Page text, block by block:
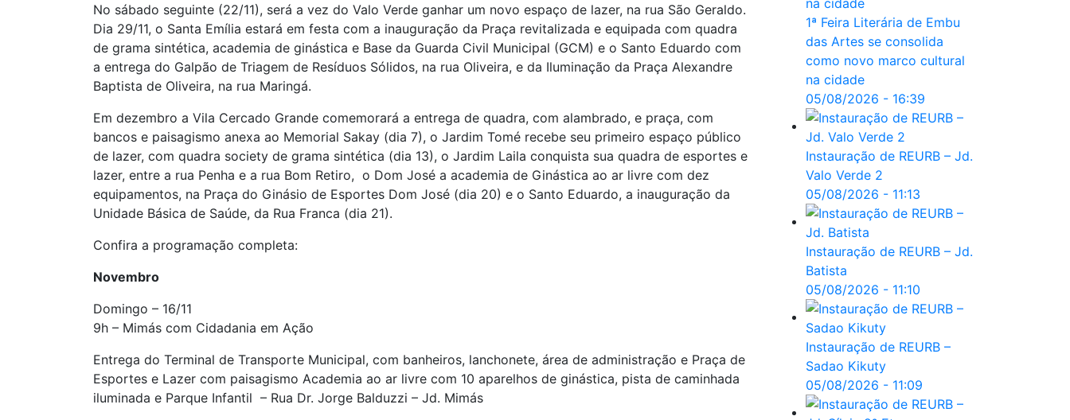
No sábado seguinte (22/11), será a vez do Valo Verde ganhar um novo espaço de lazer, na rua São Geraldo.
Dia 29/11, o Santa Emília estará em festa com a inauguração da Praça revitalizada e equipada com quadra
de grama sintética, academia de ginástica e Base da Guarda Civil Municipal (GCM) e o Santo Eduardo com
a entrega do Galpão de Triagem de Resíduos Sólidos, na rua Oliveira, e da Iluminação da Praça Alexandre
Baptista de Oliveira, na rua Maringá.
Em dezembro a Vila Cercado Grande comemorará a entrega de quadra, com alambrado, e praça, com
bancos e paisagismo anexa ao Memorial Sakay (dia 7), o Jardim Tomé recebe seu primeiro espaço público
de lazer, com quadra society de grama sintética (dia 13), o Jardim Laila conquista sua quadra de esportes e
lazer, entre a rua Penha e a rua Bom Retiro, o Dom José a academia de Ginástica ao ar livre com dez
equipamentos, na Praça do Ginásio de Esportes Dom José (dia 20) e o Santo Eduardo, a inauguração da
Unidade Básica de Saúde, da Rua Franca (dia 21).
Confira a programação completa:
Novembro
Domingo – 16/11
9h – Mimás com Cidadania em Ação
Entrega do Terminal de Transporte Municipal, com banheiros, lanchonete, área de administração e Praça de
Esportes e Lazer com paisagismo Academia ao ar livre com 10 aparelhos de ginástica, pista de caminhada
iluminada e Parque Infantil – Rua Dr. Jorge Balduzzi – Jd. Mimás
1ª Feira Literária de Embu
das Artes se consolida
como novo marco cultural
na cidade
05/08/2026 - 16:39
Instauração de REURB – Jd.
Valo Verde 2
05/08/2026 - 11:13
Instauração de REURB – Jd.
Batista
05/08/2026 - 11:10
Instauração de REURB –
Sadao Kikuty
05/08/2026 - 11:09